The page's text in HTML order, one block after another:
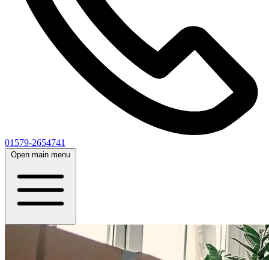
01579-2654741
Open main menu